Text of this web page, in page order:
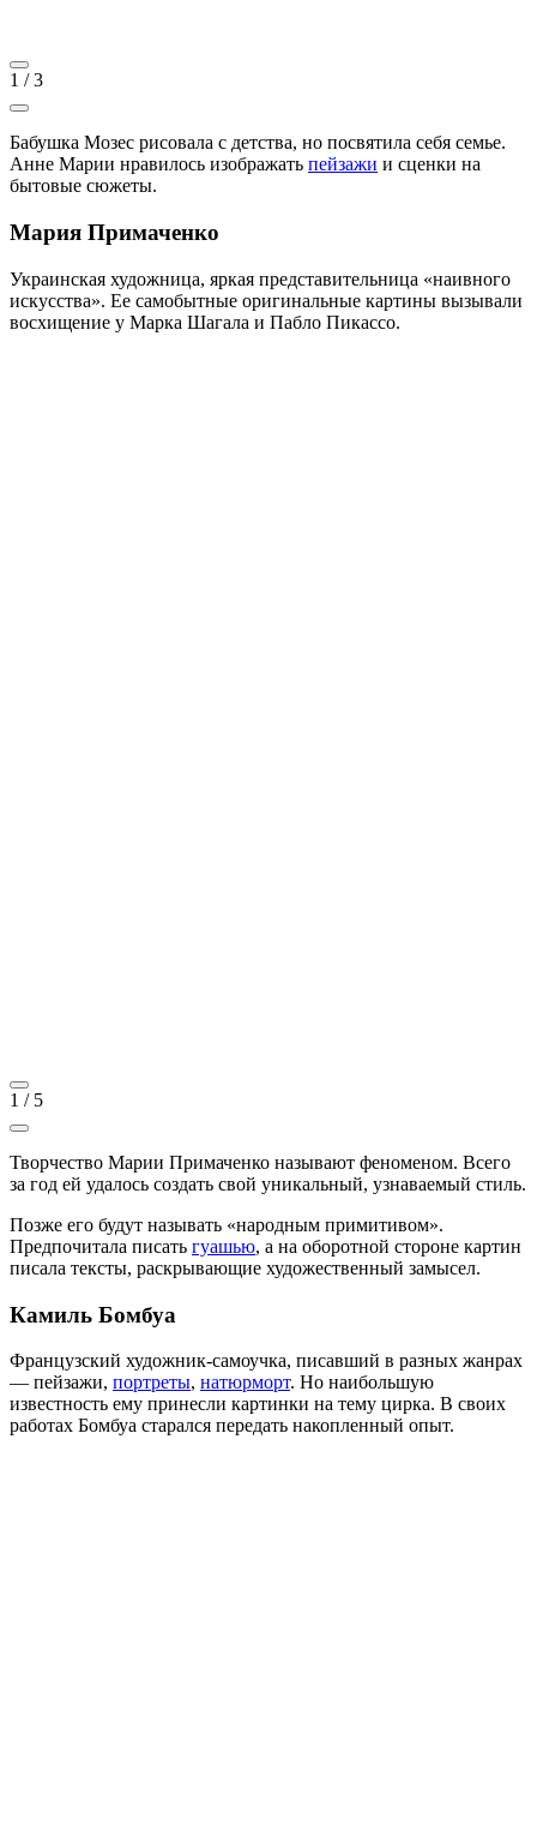
1 /3
Бабушка Мозес рисовала с детства, но посвятила себя семье.
Анне Марии нравилось изображать пейзажи и сценки на
бытовые сюжеты.
Мария Примаченко
Украинская художница, яркая представительница «наивного
искусства». Ее самобытные оригинальные картины вызывали
восхищение у Марка Шагала и Пабло Пикассо.
1 / 5
Творчество Марии Примаченко называют феноменом. Всего
за год ей удалось создать свой уникальный, узнаваемый стиль.
Позже его будут называть «народным примитивом».
Предпочитала писать гуашью, а на оборотной стороне картин
писала тексты, раскрывающие художественный замысел.
Камиль Бомбуа
Французский художник-самоучка, писавший в разных жанрах
— пейзажи, портреты, натюрморт. Но наибольшую
известность ему принесли картинки на тему цирка. В своих
работах Бомбуа старался передать накопленный опыт.